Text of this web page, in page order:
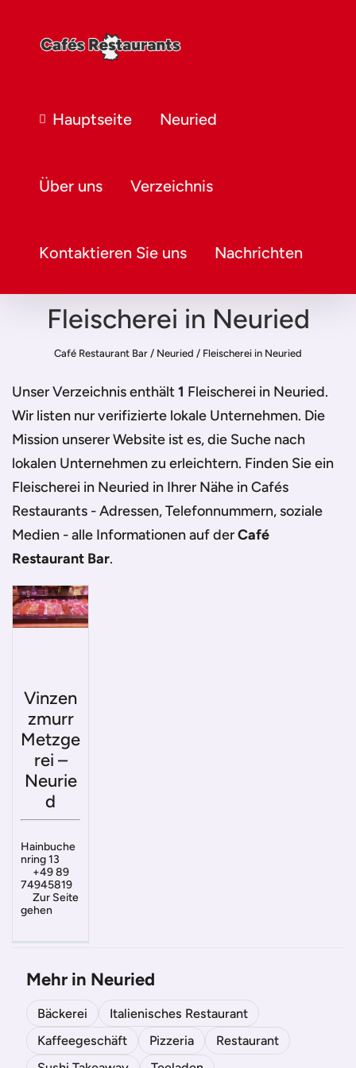
Hauptseite Neuried
Über uns Verzeichnis
Kontaktieren Sie uns Nachrichten
Fleischerei in Neuried
Café Restaurant Bar / Neuried / Fleischerei in Neuried
Unser Verzeichnis enthält1 Fleischerei in Neuried.
Wir listen nur verifizierte lokale Unternehmen. Die
Mission unserer Website ist es, die Suche nach
lokalen Unternehmen zu erleichtern. Finden Sie ein
Fleischerei in Neuried in Ihrer Nähe in Cafés
Restaurants - Adressen, Telefonnummern, soziale
Medien - alle Informationen auf derCafé
Restaurant Bar.
Vinzen
zmurr
Metzge
rei –
Neurie
d
Hainbuche
nring 13
+49 89
74945819
Zur Seite
gehen
Mehr in Neuried
Bäckerei
Italienisches Restaurant
Kaffeegeschäft
Pizzeria
Restaurant